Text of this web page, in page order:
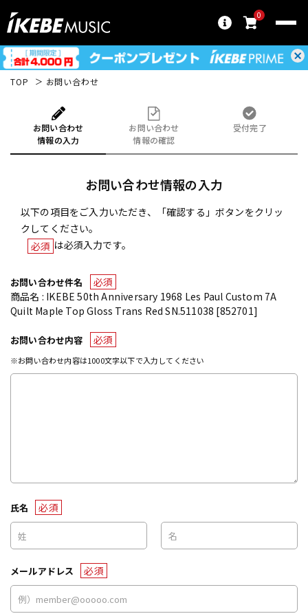
0
TOP お問い合わせ
お問い合わせ
情報の入力
お問い合わせ
情報の確認
受付完了
お問い合わせ情報の入力
以下の項目をご入力いただき、「確認する」ボタンをクリッ
クしてください。
必須 は必須入力です。
お問い合わせ件名
必須
商品名 : IKEBE 50th Anniversary 1968 Les Paul Custom 7A
Quilt Maple Top Gloss Trans Red SN.511038 [852701]
お問い合わせ内容 必須
※お問い合わせ内容は1000文字以下で入力してください
氏名 必須
メールアドレス 必須